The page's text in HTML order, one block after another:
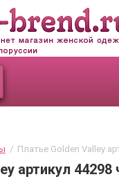
/  Платье Golden Valley
артикул 44298